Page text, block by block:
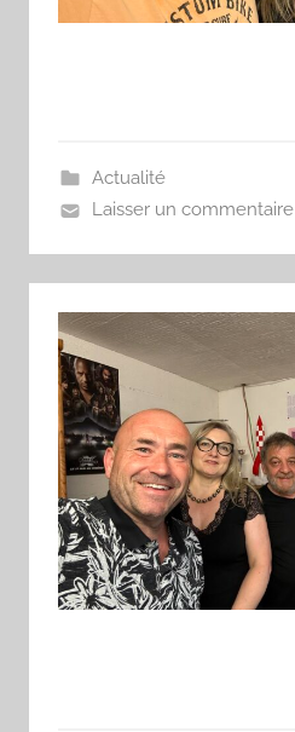
Actualité
Laisser un commentaire